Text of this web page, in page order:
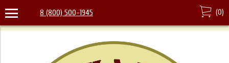
8 (800) 500-1945 (0)